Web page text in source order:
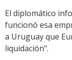
El diplomático
funcionó esa
a Uruguay que
liquidación".